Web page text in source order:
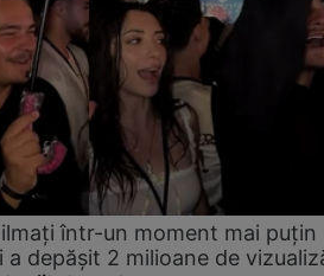
într-un moment mai puțin
a depășit 2 milioane de